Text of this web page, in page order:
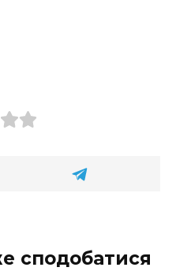
сподобатися